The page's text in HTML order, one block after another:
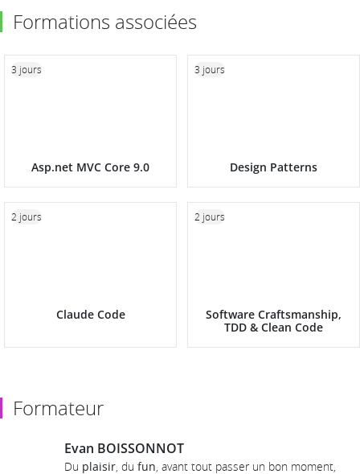
Formations associées
Asp.net MVC Core 9.0
3 jours
Design Patterns
3 jours
Claude Code
2 jours
Software Craftsmanship,
TDD & Clean Code
2 jours
Formateur
Evan BOISSONNOT
Du plaisir , du fun , avant tout passer un bon moment,